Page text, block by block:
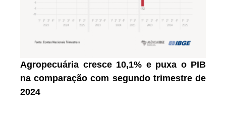
Agropecuária cresce 10,1% e puxa o PIB
na comparação com segundo trimestre de
2024